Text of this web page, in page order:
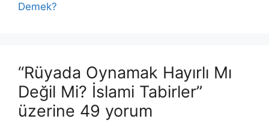
Demek?
“Rüyada Oynamak Hayırlı Mı
Değil Mi? İslami Tabirler”
üzerine 49 yorum